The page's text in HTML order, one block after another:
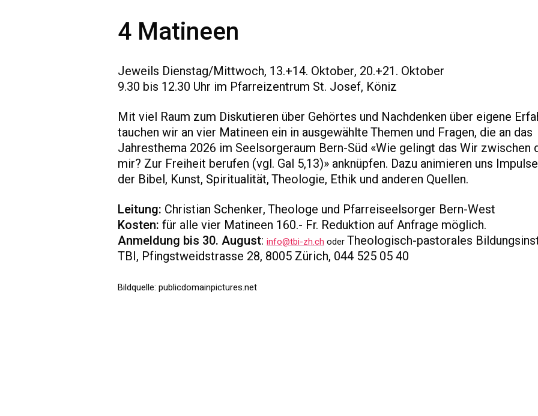
4 Matineen
Jeweils Dienstag/Mittwoch, 13.+14. Oktober, 20.+21. Oktober
9.30 bis 12.30 Uhr im Pfarreizentrum St. Josef, Köniz
Mit viel Raum zum Diskutieren über Gehörtes und Nachdenken über eigene
tauchen wir an vier Matineen ein in ausgewählte Themen und Fragen, die an das
Jahresthema 2026 im Seelsorgeraum Bern-Süd «Wie gelingt das Wir zwischen
mir? Zur Freiheit berufen (vgl. Gal 5,13)» anknüpfen. Dazu animieren uns
der Bibel, Kunst, Spiritualität, Theologie, Ethik und anderen Quellen.
Leitung: Christian Schenker, Theologe und Pfarreiseelsorger Bern-West
Kosten: für alle vier Matineen 160.- Fr. Reduktion auf Anfrage möglich.
Anmeldung bis 30. August: info@tbi-zh.ch oderTheologisch-pastorales
TBI, Pfingstweidstrasse 28, 8005 Zürich, 044 525 05 40
Bildquelle: publicdomainpictures.net